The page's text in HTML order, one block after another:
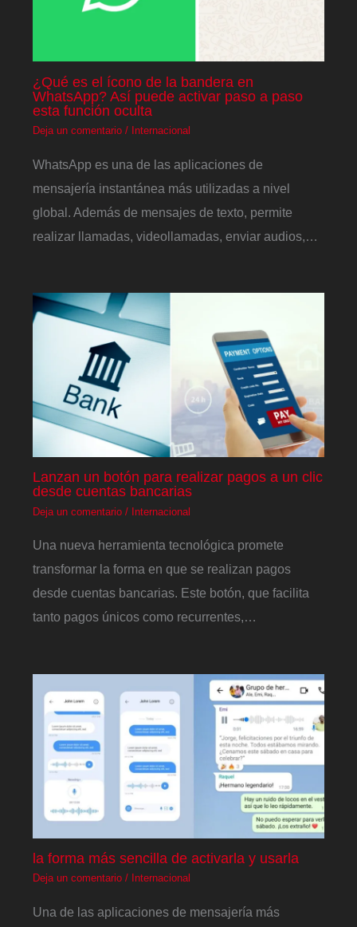
¿Qué es el ícono de la bandera en
WhatsApp? Así puede activar paso a paso
esta función oculta
Deja un comentario / Internacional
WhatsApp es una de las aplicaciones de
mensajería instantánea más utilizadas a nivel
global. Además de mensajes de texto, permite
realizar llamadas, videollamadas, enviar audios,…
Lanzan un botón para realizar pagos a un clic
desde cuentas bancarias
Deja un comentario / Internacional
Una nueva herramienta tecnológica promete
transformar la forma en que se realizan pagos
desde cuentas bancarias. Este botón, que facilita
tanto pagos únicos como recurrentes,…
la forma más sencilla de activarla y usarla
Deja un comentario / Internacional
Una de las aplicaciones de mensajería más